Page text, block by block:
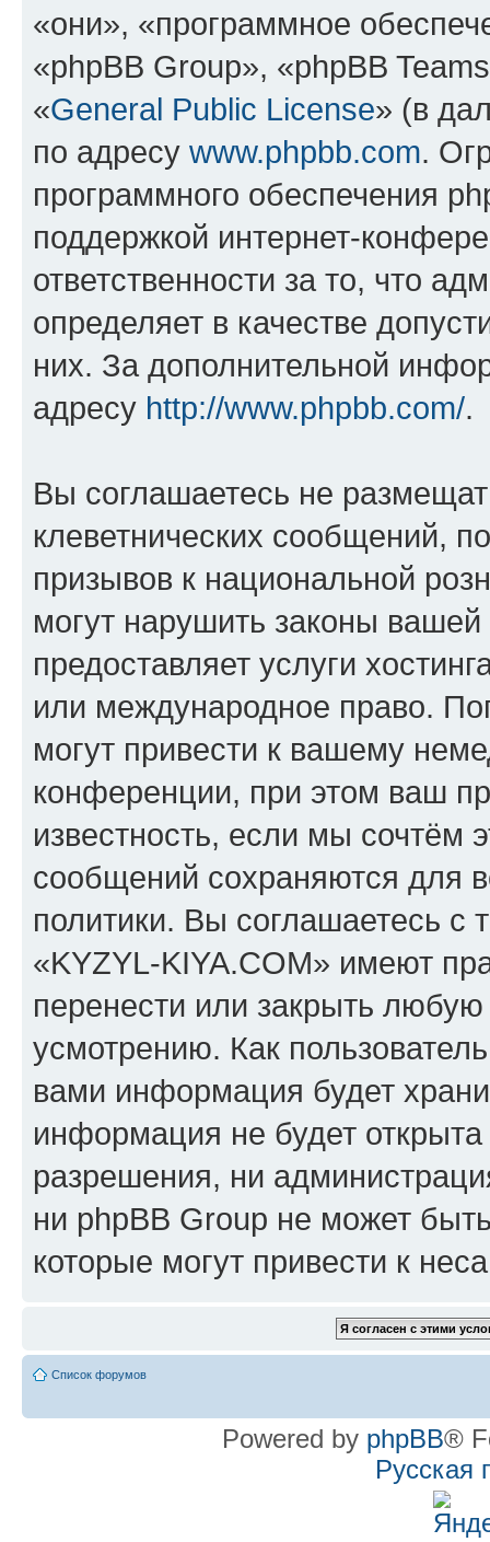
«они», «программное
«phpBB Group», «phpBB
«General Public License» (в
по адресу www.phpbb.com.
программного обеспечения
поддержкой интернет-
ответственности за то, что
определяет в качестве
них. За дополнительной
адресу http://www.phpbb.com/.
Вы соглашаетесь не
клеветнических сообщений,
призывов к национальной
могут нарушить законы
предоставляет услуги
или международное право.
могут привести к вашему
конференции, при этом ваш
известность, если мы сочтём
сообщений сохраняются для
политики. Вы соглашаетесь
«KYZYL-KIYA.COM» имеют
перенести или закрыть
усмотрению. Как
вами информация будет
информация не будет
разрешения, ни
ни phpBB Group не может
которые могут привести к
Список форумов
Powered by phpBB®
Русская